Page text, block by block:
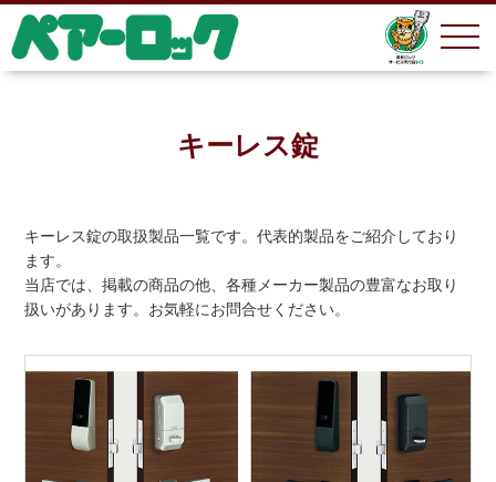
キーレス錠
キーレス錠の取扱製品一覧です。代表的製品をご紹介しており
ます。
当店では、掲載の商品の他、各種メーカー製品の豊富なお取り
扱いがあります。お気軽にお問合せください。